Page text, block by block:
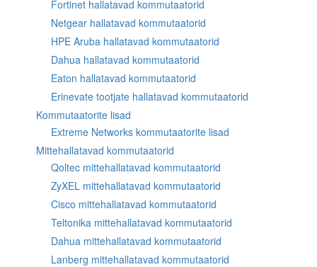
Fortinet hallatavad kommutaatorid
Netgear hallatavad kommutaatorid
HPE Aruba hallatavad kommutaatorid
Dahua hallatavad kommutaatorid
Eaton hallatavad kommutaatorid
Erinevate tootjate hallatavad kommutaatorid
Kommutaatorite lisad
Extreme Networks kommutaatorite lisad
Mittehallatavad kommutaatorid
Qoltec mittehallatavad kommutaatorid
ZyXEL mittehallatavad kommutaatorid
Cisco mittehallatavad kommutaatorid
Teltonika mittehallatavad kommutaatorid
Dahua mittehallatavad kommutaatorid
Lanberg mittehallatavad kommutaatorid